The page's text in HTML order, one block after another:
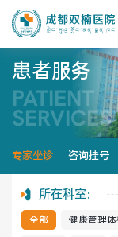
医院简介
设施设备
大事记
患者服务
PATIENT
SERVICES
专家坐诊 咨询挂号
所在科室：
全部 健康管理体